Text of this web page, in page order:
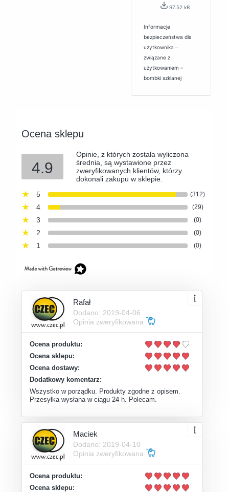
97.52 kB
Informacje
bezpieczeństwa dla
użytkownika ‒
związane z
użytkowaniem –
bombki szklanej
Ocena sklepu
4.9
Opinie, z których została wyliczona
średnia, są wystawione przez
zweryfikowanych klientów, którzy
dokonali zakupu w sklepie.
5
(312)
4 (29)
3 (0)
2 (0)
1 (0)
Rafał
Dodano: 2019-04-06
Opinia zweryfikowana
Ocena produktu:
Ocena sklepu:
Ocena dostawy:
Dodatkowy komentarz:
Wszystko w porządku. Produkty zgodne z opisem.
Przesyłka wysłana w ciągu 24 h. Polecam.
Maciek
Dodano: 2019-04-10
Opinia zweryfikowana
Ocena produktu:
Ocena sklepu: